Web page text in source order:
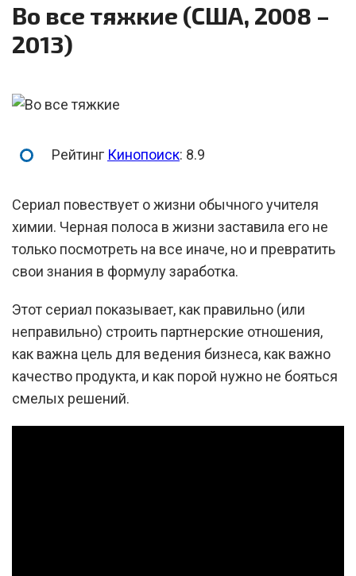
Во все тяжкие (США, 2008 –
2013)
Рейтинг Кинопоиск: 8.9
Сериал повествует о жизни обычного учителя
химии. Черная полоса в жизни заставила его не
только посмотреть на все иначе, но и превратить
свои знания в формулу заработка.
Этот сериал показывает, как правильно (или
неправильно) строить партнерские отношения,
как важна цель для ведения бизнеса, как важно
качество продукта, и как порой нужно не бояться
смелых решений.